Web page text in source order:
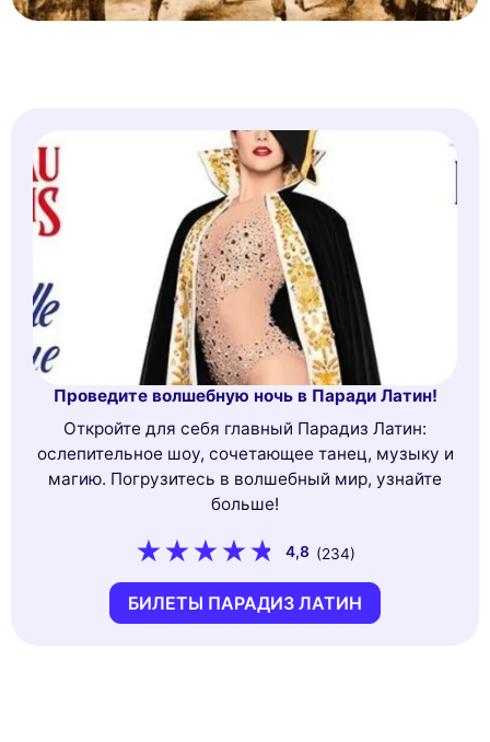
Проведите волшебную ночь в Паради Латин!
Откройте для себя главный Парадиз Латин:
ослепительное шоу, сочетающее танец, музыку и
магию. Погрузитесь в волшебный мир, узнайте
больше!
4,8 (234)
БИЛЕТЫ ПАРАДИЗ ЛАТИН